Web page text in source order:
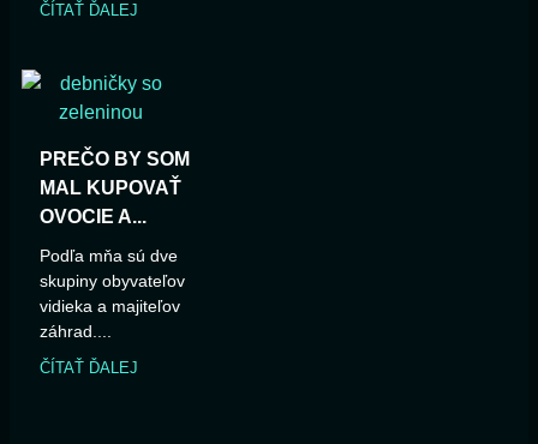
ČÍTAŤ ĎALEJ
PREČO BY SOM
MAL KUPOVAŤ
OVOCIE A...
Podľa mňa sú dve
skupiny obyvateľov
vidieka a majiteľov
záhrad....
ČÍTAŤ ĎALEJ